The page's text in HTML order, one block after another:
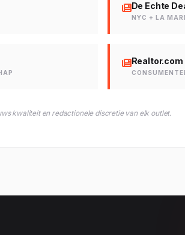
De Echte
NYC + LA
Realtor.com
kwaliteit en redactionele discretie van elk outlet.